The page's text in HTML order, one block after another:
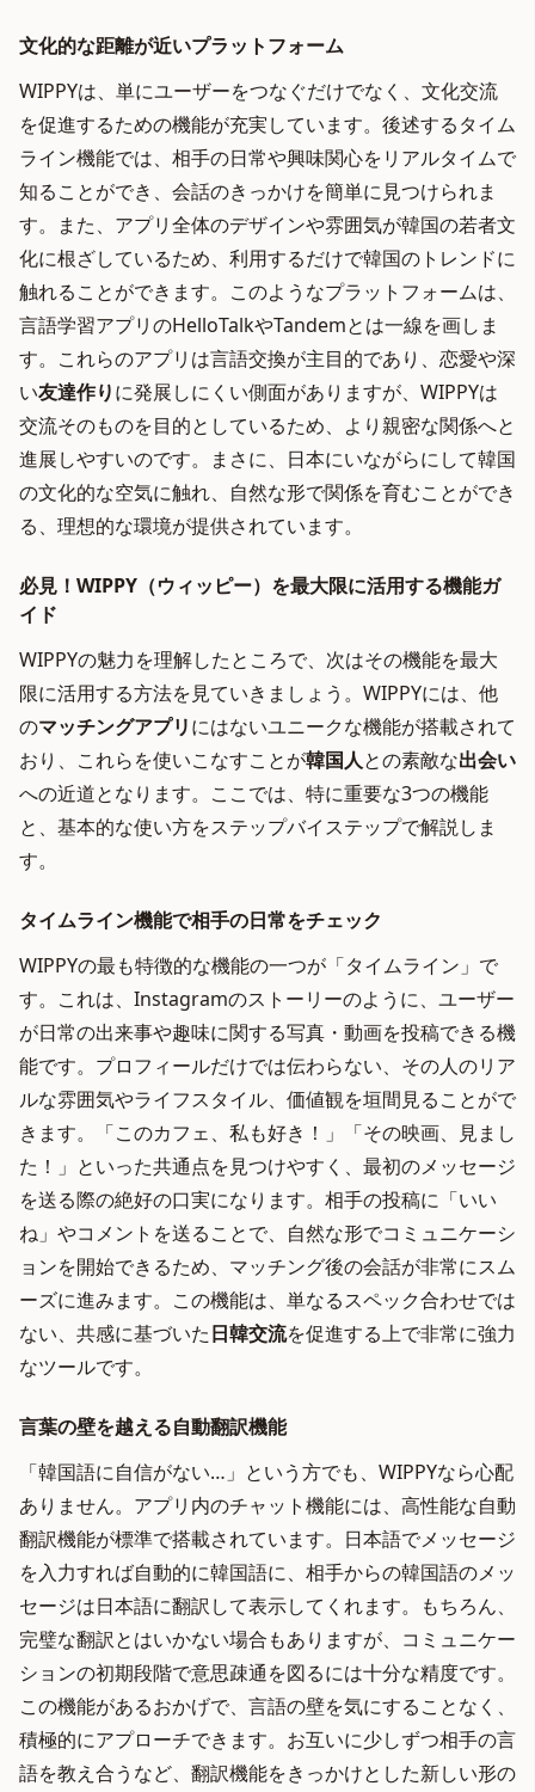
文化的な距離が近いプラットフォーム
WIPPYは、単にユーザーをつなぐだけでなく、文化交流
を促進するための機能が充実しています。後述するタイム
ライン機能では、相手の日常や興味関心をリアルタイムで
知ることができ、会話のきっかけを簡単に見つけられま
す。また、アプリ全体のデザインや雰囲気が韓国の若者文
化に根ざしているため、利用するだけで韓国のトレンドに
触れることができます。このようなプラットフォームは、
言語学習アプリのHelloTalkやTandemとは一線を画しま
す。これらのアプリは言語交換が主目的であり、恋愛や深
い友達作りに発展しにくい側面がありますが、WIPPYは
交流そのものを目的としているため、より親密な関係へと
進展しやすいのです。まさに、日本にいながらにして韓国
の文化的な空気に触れ、自然な形で関係を育むことができ
る、理想的な環境が提供されています。
必見！WIPPY（ウィッピー）を最大限に活用する機能ガ
イド
WIPPYの魅力を理解したところで、次はその機能を最大
限に活用する方法を見ていきましょう。WIPPYには、他
のマッチングアプリにはないユニークな機能が搭載されて
おり、これらを使いこなすことが韓国人との素敵な出会い
への近道となります。ここでは、特に重要な3つの機能
と、基本的な使い方をステップバイステップで解説しま
す。
タイムライン機能で相手の日常をチェック
WIPPYの最も特徴的な機能の一つが「タイムライン」で
す。これは、Instagramのストーリーのように、ユーザー
が日常の出来事や趣味に関する写真・動画を投稿できる機
能です。プロフィールだけでは伝わらない、その人のリア
ルな雰囲気やライフスタイル、価値観を垣間見ることがで
きます。「このカフェ、私も好き！」「その映画、見まし
た！」といった共通点を見つけやすく、最初のメッセージ
を送る際の絶好の口実になります。相手の投稿に「いい
ね」やコメントを送ることで、自然な形でコミュニケーシ
ョンを開始できるため、マッチング後の会話が非常にスム
ーズに進みます。この機能は、単なるスペック合わせでは
ない、共感に基づいた日韓交流を促進する上で非常に強力
なツールです。
言葉の壁を越える自動翻訳機能
「韓国語に自信がない…」という方でも、WIPPYなら心配
ありません。アプリ内のチャット機能には、高性能な自動
翻訳機能が標準で搭載されています。日本語でメッセージ
を入力すれば自動的に韓国語に、相手からの韓国語のメッ
セージは日本語に翻訳して表示してくれます。もちろん、
完璧な翻訳とはいかない場合もありますが、コミュニケー
ションの初期段階で意思疎通を図るには十分な精度です。
この機能があるおかげで、言語の壁を気にすることなく、
積極的にアプローチできます。お互いに少しずつ相手の言
語を教え合うなど、翻訳機能をきっかけとした新しい形の